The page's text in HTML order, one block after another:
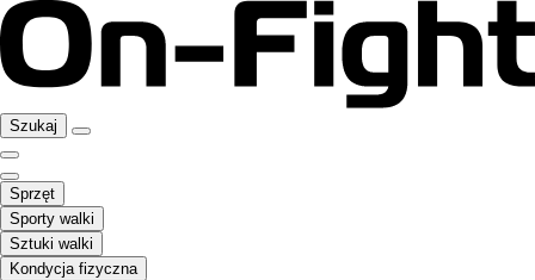
Szukaj
Sprzęt
Sporty walki
Sztuki walki
Kondycja fizyczna